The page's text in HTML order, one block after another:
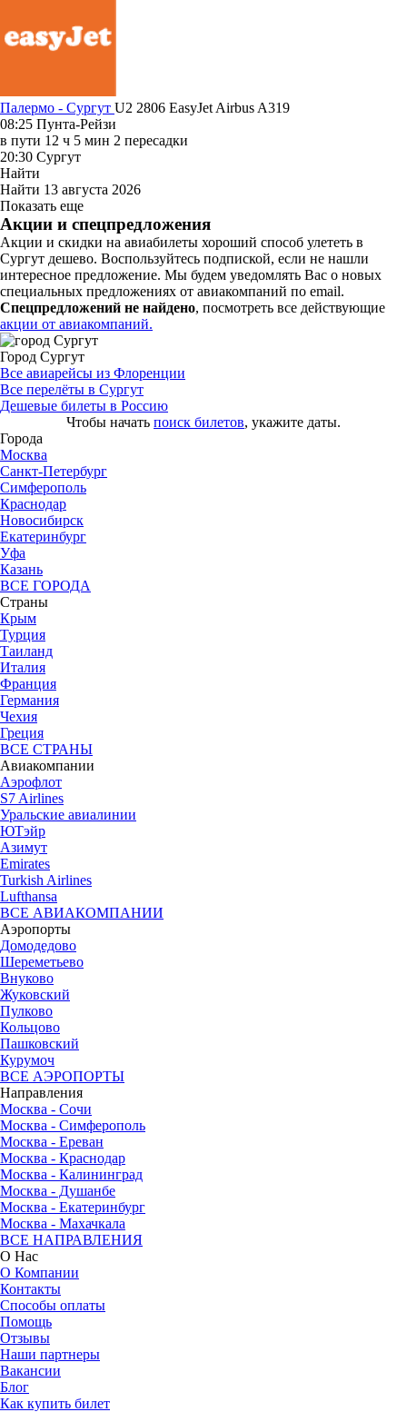
Палермо - Сургут U2 2806 EasyJet Airbus A319
08:25 Пунта-Рейзи
в пути 12 ч 5 мин 2 пересадки
20:30 Сургут
Найти
Найти 13 августа 2026
Показать еще
Акции и спецпредложения
Акции и скидки на авиабилеты хороший способ улететь в
Сургут дешево. Воспользуйтесь подпиской, если не нашли
интересное предложение. Мы будем уведомлять Вас о новых
специальных предложениях от авиакомпаний по email.
Спецпредложений не найдено, посмотреть все действующие
акции от авиакомпаний.
Город Сургут
Все авиарейсы из Флоренции
Все перелёты в Сургут
Дешевые билеты в Россию
Чтобы начать поиск билетов, укажите даты.
Города
Москва
Санкт-Петербург
Симферополь
Краснодар
Новосибирск
Екатеринбург
Уфа
Казань
ВСЕ ГОРОДА
Страны
Крым
Турция
Таиланд
Италия
Франция
Германия
Чехия
Греция
ВСЕ СТРАНЫ
Авиакомпании
Аэрофлот
S7 Airlines
Уральские авиалинии
ЮТэйр
Азимут
Emirates
Turkish Airlines
Lufthansa
ВСЕ АВИАКОМПАНИИ
Аэропорты
Домодедово
Шереметьево
Внуково
Жуковский
Пулково
Кольцово
Пашковский
Курумоч
ВСЕ АЭРОПОРТЫ
Направления
Москва - Сочи
Москва - Симферополь
Москва - Ереван
Москва - Краснодар
Москва - Калининград
Москва - Душанбе
Москва - Екатеринбург
Москва - Махачкала
ВСЕ НАПРАВЛЕНИЯ
О Нас
О Компании
Контакты
Способы оплаты
Помощь
Отзывы
Наши партнеры
Вакансии
Блог
Как купить билет